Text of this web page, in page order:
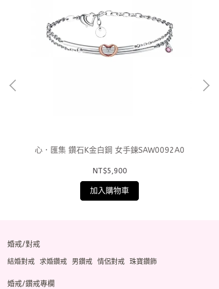
心．匯集 鑽石K金白鋼 女手鍊SAW0092A0
NT$5,900
加入購物車
婚戒/對戒
結婚對戒 求婚鑽戒 男鑽戒 情侶對戒 珠寶鑽飾
婚戒/鑽戒專欄